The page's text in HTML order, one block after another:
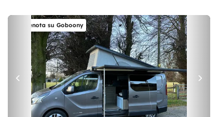
Prenota su Goboony